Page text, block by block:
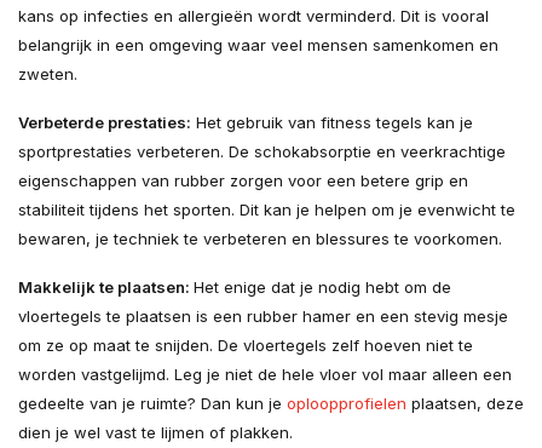
kans op infecties en allergieën wordt verminderd. Dit is vooral
belangrijk in een omgeving waar veel mensen samenkomen en
zweten.
Verbeterde prestaties: Het gebruik van fitness tegels kan je
sportprestaties verbeteren. De schokabsorptie en veerkrachtige
eigenschappen van rubber zorgen voor een betere grip en
stabiliteit tijdens het sporten. Dit kan je helpen om je evenwicht te
bewaren, je techniek te verbeteren en blessures te voorkomen.
Makkelijk te plaatsen: Het enige dat je nodig hebt om de
vloertegels te plaatsen is een rubber hamer en een stevig mesje
om ze op maat te snijden. De vloertegels zelf hoeven niet te
worden vastgelijmd. Leg je niet de hele vloer vol maar alleen een
gedeelte van je ruimte? Dan kun je oploopprofielen plaatsen, deze
dien je wel vast te lijmen of plakken.